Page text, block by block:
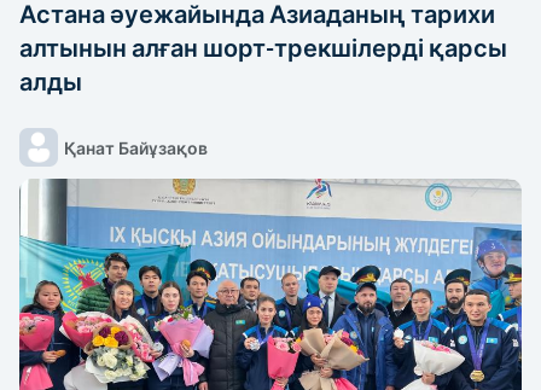
Астана әуежайында Азиаданың тарихи
алтынын алған шорт-трекшілерді қарсы
алды
Қанат Байұзақов
КҮРЕС
ДЗЮДО
ЖЕҢІЛ АТЛЕТИКА
ТІКЕЛЕЙ ЭФИРЛЕР
ТЕННИС
ХАБАРЛАНДЫРУ